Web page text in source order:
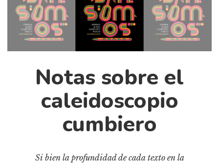
Artes visuales
Ciencia
Cine y televisión
Diccionario portátil de la literatura chilena
Fragmentos
Notas sobre el
caleidoscopio
cumbiero
Si bien la profundidad de cada texto en la